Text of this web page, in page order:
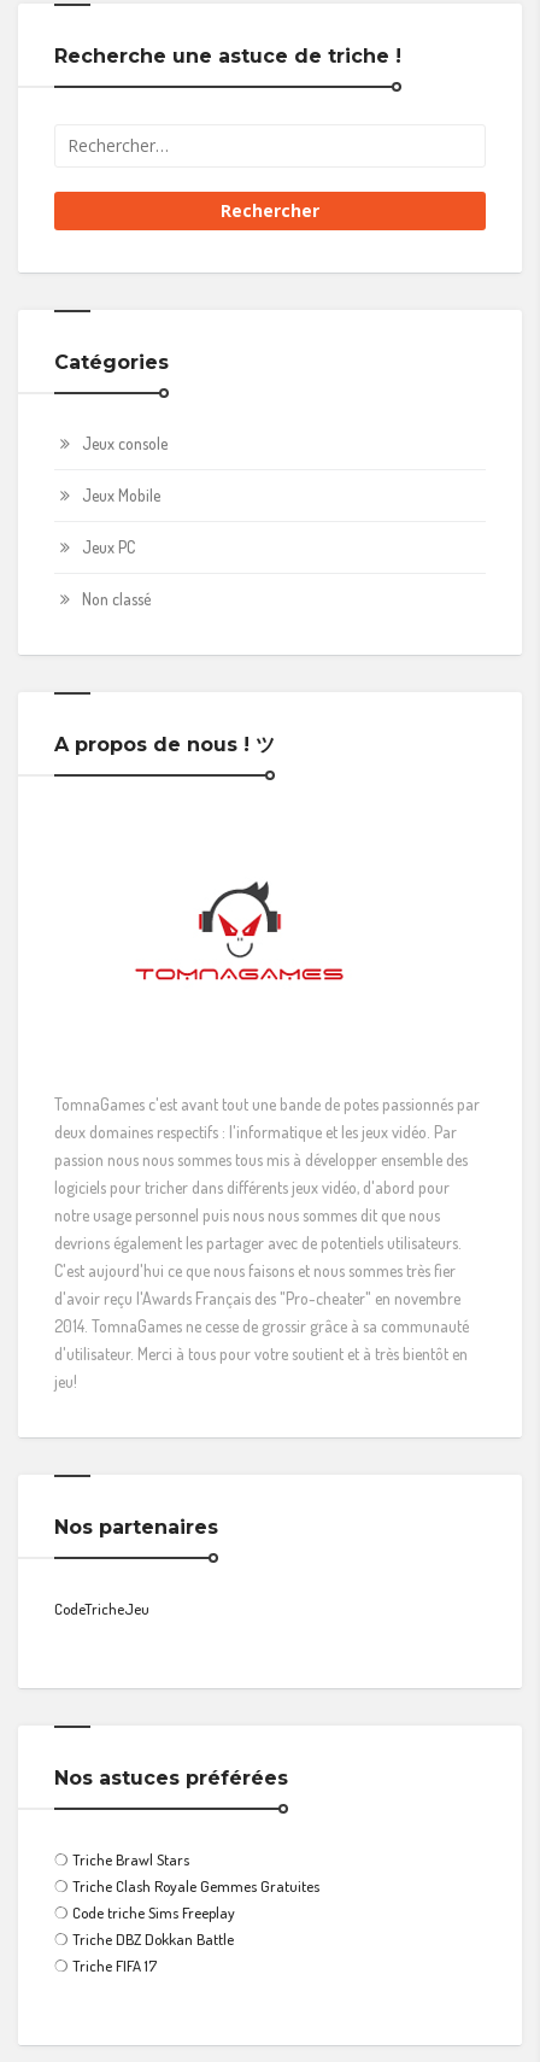
Recherche une astuce de triche !
Catégories
Jeux console
Jeux Mobile
Jeux PC
Non classé
A propos de nous ! ツ
TomnaGames c'est avant tout une bande de potes passionnés par
deux domaines respectifs : l'informatique et les jeux vidéo. Par
passion nous nous sommes tous mis à développer ensemble des
logiciels pour tricher dans différents jeux vidéo, d'abord pour
notre usage personnel puis nous nous sommes dit que nous
devrions également les partager avec de potentiels utilisateurs.
C'est aujourd'hui ce que nous faisons et nous sommes très fier
d'avoir reçu l'Awards Français des "Pro-cheater" en novembre
2014. TomnaGames ne cesse de grossir grâce à sa communauté
d'utilisateur. Merci à tous pour votre soutient et à très bientôt en
jeu!
Nos partenaires
CodeTricheJeu
Nos astuces préférées
❍ Triche Brawl Stars
❍ Triche Clash Royale Gemmes Gratuites
❍ Code triche Sims Freeplay
❍ Triche DBZ Dokkan Battle
❍ Triche FIFA 17